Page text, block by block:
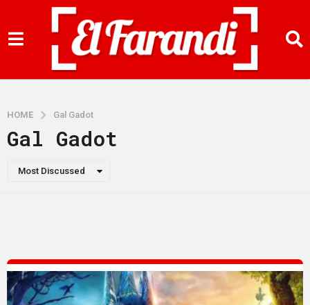
HOME Gal Gadot
Gal Gadot
Most Discussed